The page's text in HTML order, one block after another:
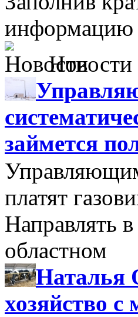
информацию
займется
платят
Направлять
областном
Наталья
хозяйство